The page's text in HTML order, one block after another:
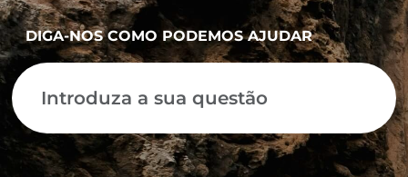
DIGA-NOS COMO PODEMOS AJUDAR